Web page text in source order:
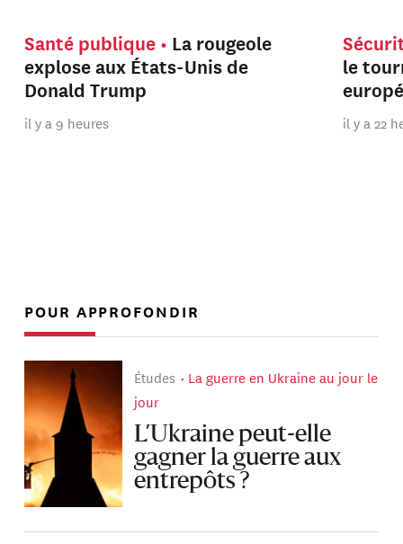
Santé publique
La rougeole
explose aux États-Unis de
Donald Trump
il y a 9 heures
le
il y a 22
POUR APPROFONDIR
Études
La guerre en Ukraine au jour le
jour
L’Ukraine peut-elle
gagner la guerre aux
entrepôts ?